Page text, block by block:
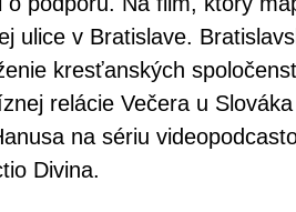
ulice v Bratislave.
kresťanských
relácie Večera u
na sériu
Divina.